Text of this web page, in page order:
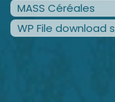
MASS Céréales
WP File download